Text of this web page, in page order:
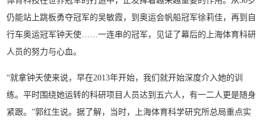
仍能站上跳板勇夺冠军的吴敏霞，到奥运会帆船冠军徐莉佳，再到自
行车奥运冠军钟天使……一连串的冠军，见证了幕后的上海体育科研
人员的努力与心血。
“就拿钟天使来说，早在2013年开始，我们就开始深度介入她的训
练。平时围绕她运转的科研项目人员达到五六人，有一二人更是随身
紧跟。”郭红生说。据了解，当时，上海体育科学研究所总局重点实